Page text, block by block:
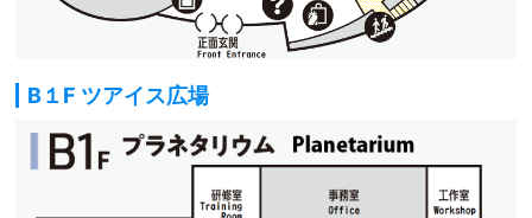
B１F ツアイス広場